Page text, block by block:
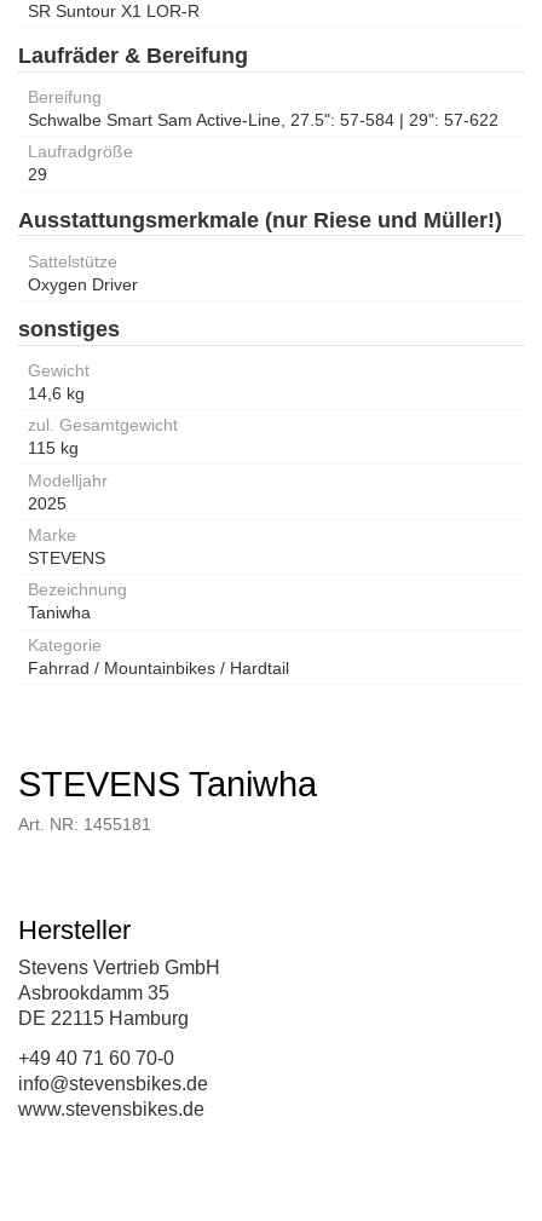
SR Suntour X1 LOR-R
Laufräder & Bereifung
Bereifung
Schwalbe Smart Sam Active-Line, 27.5": 57-584 | 29": 57-622
Laufradgröße
29
Ausstattungsmerkmale (nur Riese und Müller!)
Sattelstütze
Oxygen Driver
sonstiges
Gewicht
14,6 kg
zul. Gesamtgewicht
115 kg
Modelljahr
2025
Marke
STEVENS
Bezeichnung
Taniwha
Kategorie
Fahrrad / Mountainbikes / Hardtail
STEVENS Taniwha
Art. NR: 1455181
Hersteller
Stevens Vertrieb GmbH
Asbrookdamm 35
DE 22115 Hamburg
+49 40 71 60 70-0
info@stevensbikes.de
www.stevensbikes.de